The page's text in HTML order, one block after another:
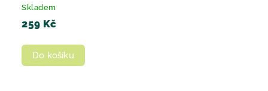
Skladem
259 Kč
Do košíku